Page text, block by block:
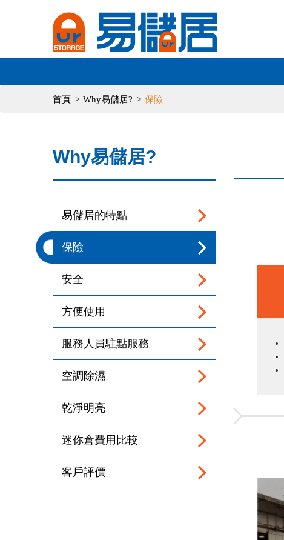
首頁 Why易儲居? 保險
Why易儲居?
易儲居的特點
保險
安全
方便使用
服務人員駐點服務
空調除濕
乾淨明亮
迷你倉費用比較
客戶評價